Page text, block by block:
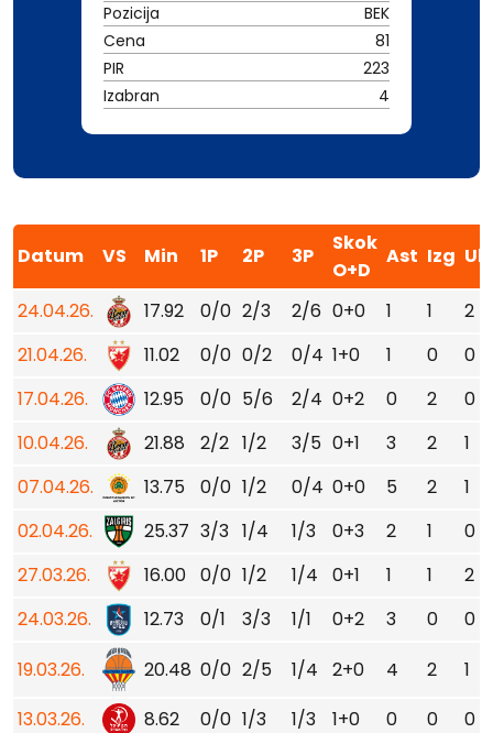
Pozicija
BEK
Cena
81
PIR
223
Izabran
4
Datum VS Min 1P 2P 3P
Skok
O+D
Ast Izg
24.04.26. 17.92 0/0 2/3 2/6 0+0 1 1
2
21.04.26.
11.02 0/0 0/2 0/4 1+0 1 0
0
17.04.26.
12.95 0/0 5/6 2/4 0+2 0 2
0
10.04.26.
21.88 2/2 1/2 3/5 0+1 3 2
1
07.04.26.
13.75 0/0 1/2 0/4 0+0 5 2
1
02.04.26.
25.37 3/3 1/4 1/3 0+3 2 1
0
27.03.26.
16.00 0/0 1/2 1/4 0+1 1 1
2
24.03.26.
12.73 0/1 3/3 1/1 0+2 3 0
0
19.03.26.
20.48 0/0 2/5 1/4 2+0 4 2
1
13.03.26.
8.62 0/0 1/3 1/3 1+0 0 0
0